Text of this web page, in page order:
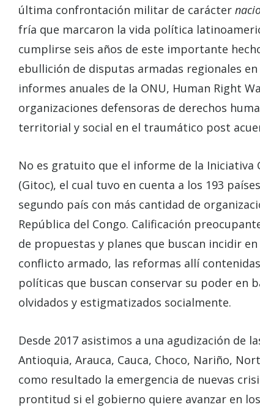
última confrontación militar de carácter
fría que marcaron la vida política
cumplirse seis años de este importante
ebullición de disputas armadas regionales
informes anuales de la ONU, Human Right
organizaciones defensoras de derechos
territorial y social en el traumático post
No es gratuito que el informe de la Iniciativa
(Gitoc), el cual tuvo en cuenta a los 193
segundo país con más cantidad de
República del Congo. Calificación
de propuestas y planes que buscan incidir
conflicto armado, las reformas allí
políticas que buscan conservar su poder en
olvidados y estigmatizados socialmente.
Desde 2017 asistimos a una agudización
Antioquia, Arauca, Cauca, Choco, Nariño,
como resultado la emergencia de nuevas
prontitud si el gobierno quiere avanzar en